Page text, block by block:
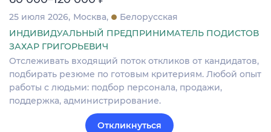
25 июля 2026 Москва
Белорусская
ИНДИВИДУАЛЬНЫЙ ПРЕДПРИНИМАТЕЛЬ ПОДИСТОВ
ЗАХАР ГРИГОРЬЕВИЧ
Отслеживать входящий поток откликов от кандидатов,
подбирать резюме по готовым критериям. Любой опыт
работы с людьми: подбор персонала, продажи,
поддержка, администрирование.
Откликнуться